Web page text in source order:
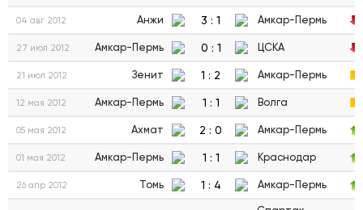
04 авг 2012 Анжи 3 : 1 Амкар-Пермь
27 июл 2012 Амкар-Пермь 0 : 1 ЦСКА
21 июл 2012 Зенит 1 : 2 Амкар-Пермь
12 мая 2012 Амкар-Пермь 1 : 1 Волга
05 мая 2012 Ахмат 2 : 0 Амкар-Пермь
01 мая 2012 Амкар-Пермь 1 : 1 Краснодар
26 апр 2012 Томь 1 : 4 Амкар-Пермь